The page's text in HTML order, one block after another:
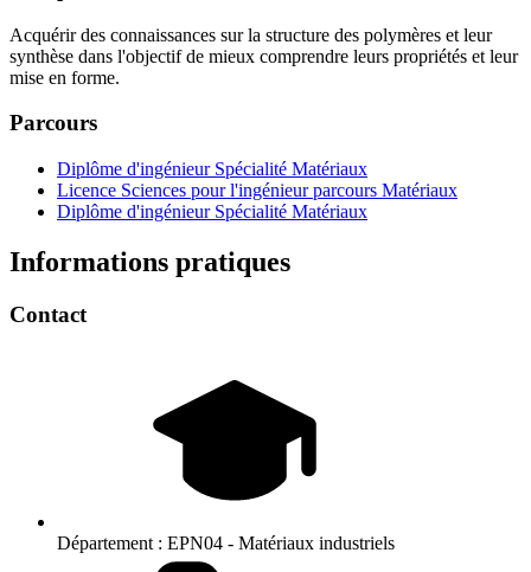
Acquérir des connaissances sur la structure des polymères et leur
synthèse dans l'objectif de mieux comprendre leurs propriétés et leur
mise en forme.
Parcours
Diplôme d'ingénieur Spécialité Matériaux
Licence Sciences pour l'ingénieur parcours Matériaux
Diplôme d'ingénieur Spécialité Matériaux
Informations pratiques
Contact
Département : EPN04 - Matériaux industriels